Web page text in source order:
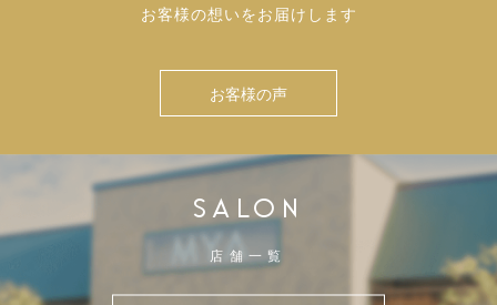
お客様の想いをお届けします
お客様の声
SALON
店舗一覧